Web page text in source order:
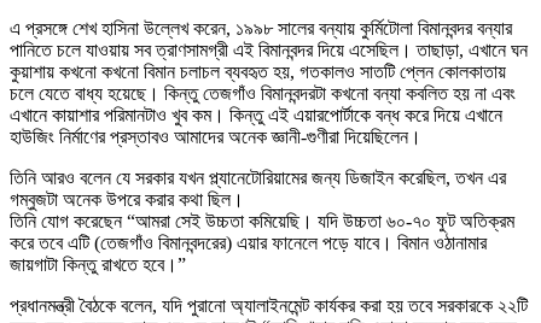
এ প্রসঙ্গে শেখ হাসিনা উল্লেখ করেন, ১৯৯৮ সালের বন্যায় কুর্মিটোলা বিমানবন্দর বন্যার
পানিতে চলে যাওয়ায় সব ত্রাণসামগ্রী এই বিমানবন্দর দিয়ে এসেছিল। তাছাড়া, এখানে ঘন
কুয়াশায় কখনো কখনো বিমান চলাচল ব্যবহৃত হয়, গতকালও সাতটি প্লেন কোলকাতায়
চলে যেতে বাধ্য হয়েছে। কিন্তু তেজগাঁও বিমানবন্দরটা কখনো বন্যা কবলিত হয় না এবং
এখানে কায়াশার পরিমানটাও খুব কম। কিন্তু এই এয়ারপোর্টাকে বন্ধ করে দিয়ে এখানে
হাউজিং নির্মাণের প্রস্তাবও আমাদের অনেক জ্ঞানী-গুণীরা দিয়েছিলেন।
তিনি আরও বলেন যে সরকার যখন প্ল্যানেটোরিয়ামের জন্য ডিজাইন করেছিল, তখন এর
গম্বুজটা অনেক উপরে করার কথা ছিল।
তিনি যোগ করেছেন “আমরা সেই উচ্চতা কমিয়েছি। যদি উচ্চতা ৬০-৭০ ফুট অতিক্রম
করে তবে এটি (তেজগাঁও বিমানবন্দরের) এয়ার ফানেলে পড়ে যাবে। বিমান ওঠানামার
জায়গাটা কিন্তু রাখতে হবে।”
প্রধানমন্ত্রী বৈঠকে বলেন, যদি পুরানো অ্যালাইনমেন্ট কার্যকর করা হয় তবে সরকারকে ২২টি